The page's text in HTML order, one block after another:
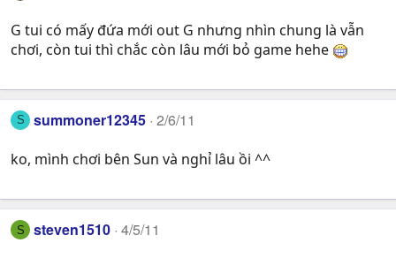
G tui có mấy đứa mới out G nhưng nhìn chung là vẫn
chơi, còn tui thì chắc còn lâu mới bỏ game hehe
S summoner12345 2/6/11
ko, mình chơi bên Sun và nghỉ lâu ồi ^^
S steven1510 4/5/11